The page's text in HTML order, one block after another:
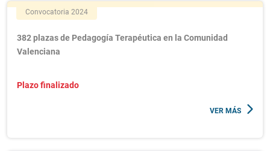
Convocatoria 2024
382 plazas de Pedagogía Terapéutica en la Comunidad
Valenciana
Plazo finalizado
VER MÁS